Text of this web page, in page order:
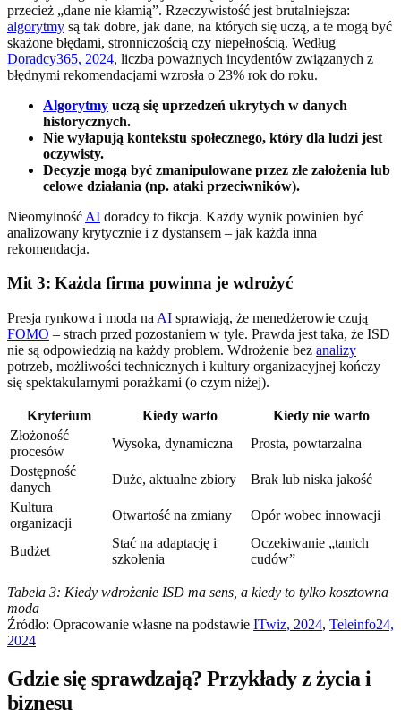
przecież „dane nie kłamią”. Rzeczywistość jest brutalniejsza:
algorytmy są tak dobre, jak dane, na których się uczą, a te mogą być
skażone błędami, stronniczością czy niepełnością. Według
Doradcy365, 2024, liczba poważnych incydentów związanych z
błędnymi rekomendacjami wzrosła o 23% rok do roku.
Algorytmy uczą się uprzedzeń ukrytych w danych
historycznych.
Nie wyłapują kontekstu społecznego, który dla ludzi jest
oczywisty.
Decyzje mogą być zmanipulowane przez złe założenia lub
celowe działania (np. ataki przeciwników).
Nieomylność AI doradcy to fikcja. Każdy wynik powinien być
analizowany krytycznie i z dystansem – jak każda inna
rekomendacja.
Mit 3: Każda firma powinna je wdrożyć
Presja rynkowa i moda na AI sprawiają, że menedżerowie czują
FOMO – strach przed pozostaniem w tyle. Prawda jest taka, że ISD
nie są odpowiedzią na każdy problem. Wdrożenie bez analizy
potrzeb, możliwości technicznych i kultury organizacyjnej kończy
się spektakularnymi porażkami (o czym niżej).
Kryterium Kiedy warto
Kiedy nie warto
Złożoność
procesów
Wysoka, dynamiczna
Prosta, powtarzalna
Dostępność
danych
Duże, aktualne zbiory
Brak lub niska jakość
Kultura
organizacji
Otwartość na zmiany Opór wobec innowacji
Budżet
Stać na adaptację i
szkolenia
Oczekiwanie „tanich
cudów”
Tabela 3: Kiedy wdrożenie ISD ma sens, a kiedy to tylko kosztowna
moda
Źródło: Opracowanie własne na podstawie ITwiz, 2024, Teleinfo24,
2024
Gdzie się sprawdzają? Przykłady z życia i
biznesu